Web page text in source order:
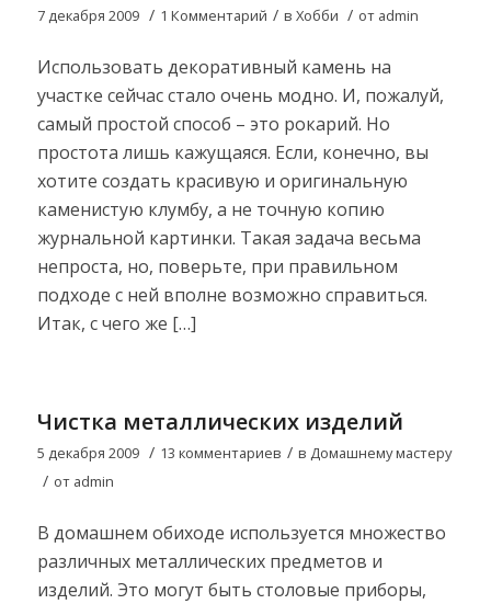
7 декабря 2009 / 1 Комментарий / в Хобби / от admin
Использовать декоративный камень на
участке сейчас стало очень модно. И, пожалуй,
самый простой способ – это рокарий. Но
простота лишь кажущаяся. Если, конечно, вы
хотите создать красивую и оригинальную
каменистую клумбу, а не точную копию
журнальной картинки. Такая задача весьма
непроста, но, поверьте, при правильном
подходе с ней вполне возможно справиться.
Итак, с чего же […]
Чистка металлических изделий
5 декабря 2009 / 13 комментариев / в Домашнему мастеру
/ от admin
В домашнем обиходе используется множество
различных металлических предметов и
изделий. Это могут быть столовые приборы,